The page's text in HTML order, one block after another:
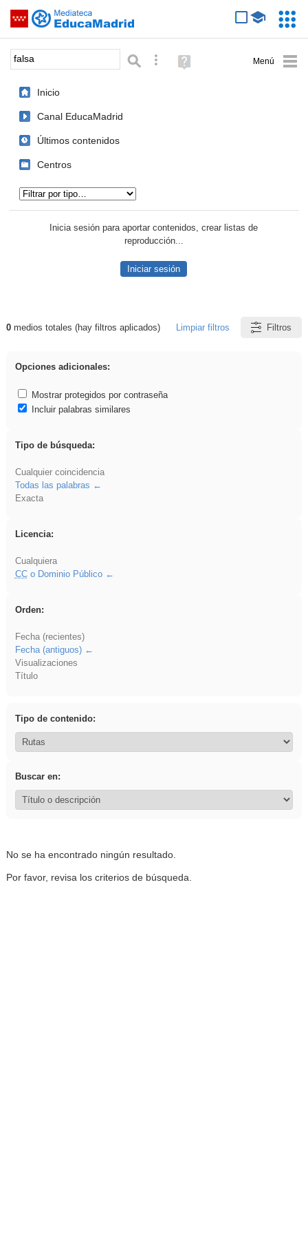
Saltar navegación
Palabra o frase: Búsqueda avanzada
Ayuda
(en
Inicio
Canal EducaMadrid
Últimos contenidos
Centros
Inicia sesión para aportar contenidos, crear listas de
reproducción...
Iniciar sesión
Resultados de: falsa
0medios totales (hay filtros aplicados) Limpiar filtros Filtros
Opciones adicionales:
Mostrar protegidos por contraseña
Incluir palabras similares
Tipo de búsqueda:
Cualquier coincidencia
Todas las palabras
Exacta
Licencia:
Cualquiera
CCo Dominio Público
Orden:
Fecha (recientes)
Fecha (antiguos)
Visualizaciones
Título
Tipo de contenido:
Buscar en:
No se ha encontrado ningún resultado.
Por favor, revisa los criterios de búsqueda.